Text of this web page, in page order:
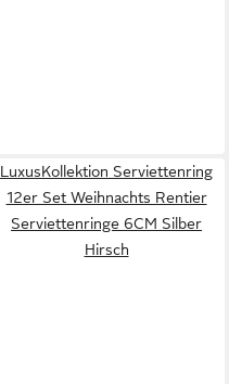
LuxusKollektion Serviettenring
12er Set Weihnachts Rentier
Serviettenringe 6CM Silber
Hirsch